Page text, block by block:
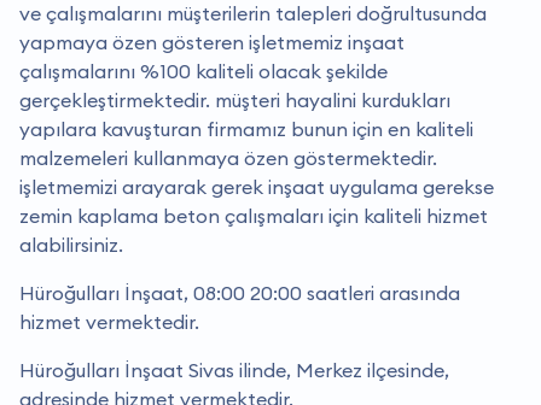
ve çalışmalarını müşterilerin talepleri doğrultusunda
yapmaya özen gösteren işletmemiz inşaat
çalışmalarını %100 kaliteli olacak şekilde
gerçekleştirmektedir. müşteri hayalini kurdukları
yapılara kavuşturan firmamız bunun için en kaliteli
malzemeleri kullanmaya özen göstermektedir.
i̇şletmemizi arayarak gerek inşaat uygulama gerekse
zemin kaplama beton çalışmaları için kaliteli hizmet
alabilirsiniz.
Hüroğulları İnşaat, 08:00 20:00 saatleri arasında
hizmet vermektedir.
Hüroğulları İnşaat Sivas ilinde, Merkez ilçesinde,
adresinde hizmet vermektedir.